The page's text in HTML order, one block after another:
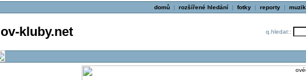
domů| rozšířené hledání| fotky| reporty|
ov-kluby.net q.hledat::